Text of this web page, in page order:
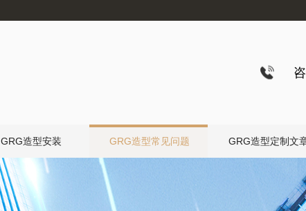
GRG造型安装 GRG造型常见问题 GRG造型定制文